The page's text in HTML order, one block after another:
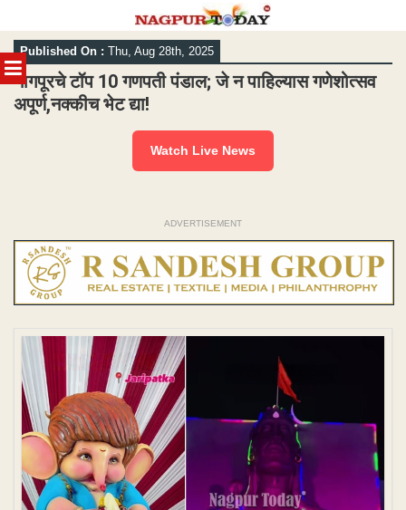
MENU
Skip
to
content
Published On : Thu, Aug 28th, 2025
नागपूरचे टॉप 10 गणपती पंडाल; जे न पाहिल्यास गणेशोत्सव
अपूर्ण,नक्कीच भेट द्या!
Watch Live News
ADVERTISEMENT